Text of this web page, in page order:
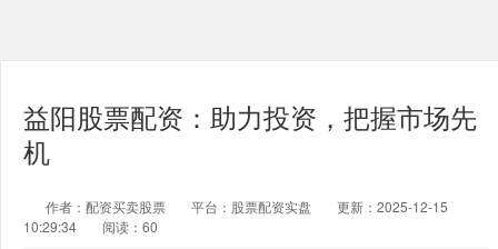
益阳股票配资：助力投资，把握市场先
机
作者：配资买卖股票 平台：股票配资实盘
更新：2025-12-15
10:29:34
阅读：60